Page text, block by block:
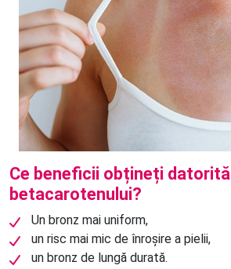
Ce beneficii obțineți datorită
betacarotenului?
Un bronz mai uniform,
un risc mai mic de înroșire a pielii,
un bronz de lungă durată.